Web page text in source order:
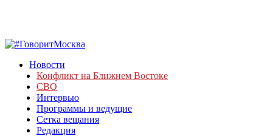
Новости
Конфликт на Ближнем Востоке
СВО
Интервью
Программы и ведущие
Сетка вещания
Редакция